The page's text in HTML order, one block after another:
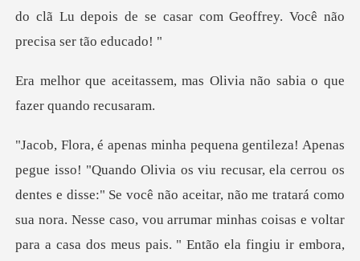
do clã Lu depois de se casar com G
mas Olivia não sabia o qu
a cerrou os
dentes e disse:" Se você não aceitar, não me tratará como
sua nora. Nesse caso, vou arrum